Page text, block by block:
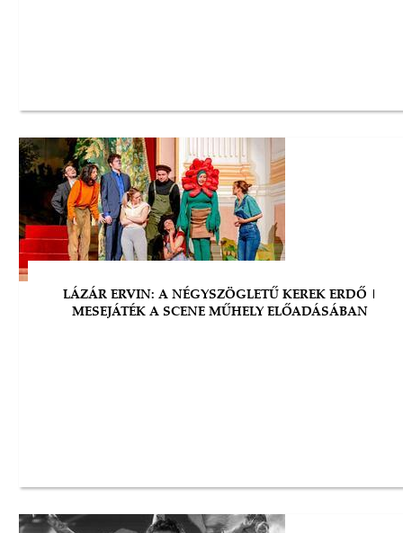
LÁZÁR ERVIN: A NÉGYSZÖGLETŰ KEREK ERDŐ |
MESEJÁTÉK A SCENE MŰHELY ELŐADÁSÁBAN